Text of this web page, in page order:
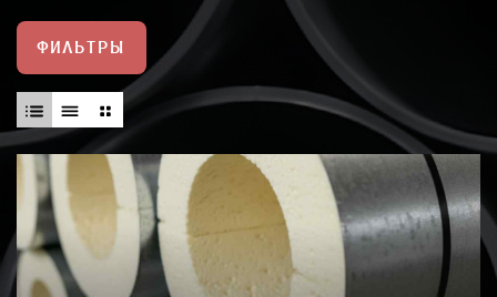
ФИЛЬТРЫ